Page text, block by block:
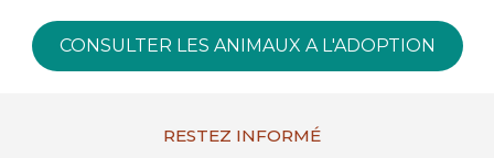
CONSULTER LES ANIMAUX A L'ADOPTION
RESTEZ INFORMÉ